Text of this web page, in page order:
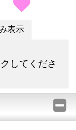
表示
してくださ